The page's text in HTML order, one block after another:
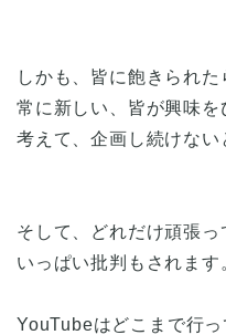
しかも、皆に飽きられた
常に新しい、皆が興味を
考えて、企画し続けない
そして、どれだけ頑張っ
いっぱい批判もされます
YouTubeはどこまで行っ